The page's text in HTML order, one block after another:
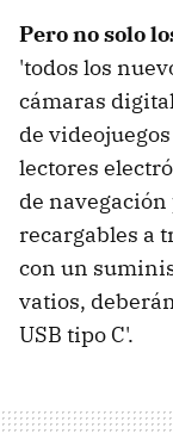
Pero no solo
'todos los
cámaras
de
lectores
de
recargables a
con un
vatios,
USB tipo C'.